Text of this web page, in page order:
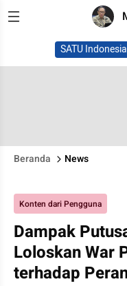
SATU
Beranda News
Konten dari Pengguna
Dampak
Loloskan War
terhadap